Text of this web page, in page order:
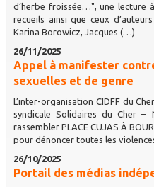
d’herbe froissée…", une lecture
recueils ainsi que ceux
Karina Borowicz, Jacques (…)
26/11/2025
Appel à manifester
sexuelles et de genre
L’inter-organisation CIDFF du
syndicale Solidaires du Cher –
rassembler PLACE CUJAS À
pour dénoncer toutes les
26/10/2025
Portail des médias